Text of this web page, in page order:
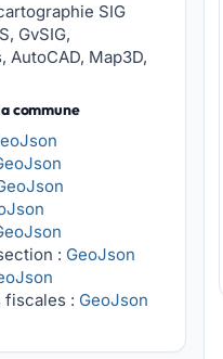
SIG
GvSIG,
AutoCAD, Map3D,
commune
: GeoJson
fiscales : GeoJson